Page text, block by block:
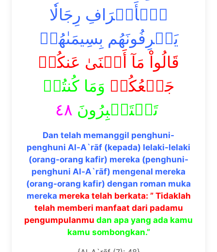
ٱلۡأَعۡرَافِ رِجَالٗا
يَعۡرِفُونَهُم بِسِيمَىٰهُمۡ
قَالُواْ مَآ أَغۡنَىٰ عَنكُمۡ
جَمۡعُكُمۡ وَمَا كُنتُمۡ
تَسۡتَكۡبِرُونَ ٤٨
Dan telah memanggil penghuni-
penghuni Al-A`rāf (kepada) lelaki-lelaki
(orang-orang kafir) mereka (penghuni-
penghuni Al-A`rāf) mengenal mereka
(orang-orang kafir) dengan roman muka
mereka mereka telah berkata: ” Tidaklah
telah memberi manfaat dari padamu
pengumpulanmu dan apa yang ada kamu
kamu sombongkan.”